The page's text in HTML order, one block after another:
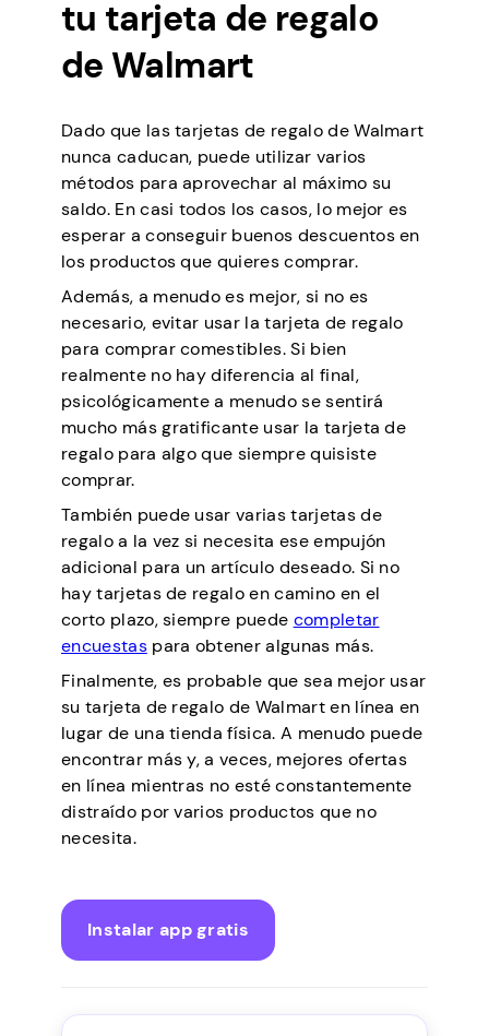
tu tarjeta de regalo
de Walmart
Dado que las tarjetas de regalo de Walmart
nunca caducan, puede utilizar varios
métodos para aprovechar al máximo su
saldo. En casi todos los casos, lo mejor es
esperar a conseguir buenos descuentos en
los productos que quieres comprar.
Además, a menudo es mejor, si no es
necesario, evitar usar la tarjeta de regalo
para comprar comestibles. Si bien
realmente no hay diferencia al final,
psicológicamente a menudo se sentirá
mucho más gratificante usar la tarjeta de
regalo para algo que siempre quisiste
comprar.
También puede usar varias tarjetas de
regalo a la vez si necesita ese empujón
adicional para un artículo deseado. Si no
hay tarjetas de regalo en camino en el
corto plazo, siempre puede completar
encuestaspara obtener algunas más.
Finalmente, es probable que sea mejor usar
su tarjeta de regalo de Walmart en línea en
lugar de una tienda física. A menudo puede
encontrar más y, a veces, mejores ofertas
en línea mientras no esté constantemente
distraído por varios productos que no
necesita.
Instalar app gratis